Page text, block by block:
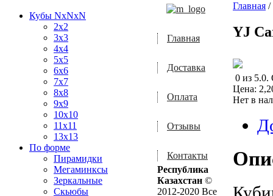
Кубы NxNxN
2x2
3x3
4x4
5x5
6x6
7x7
8x8
9x9
10x10
11x11
13x13
По форме
Пирамидки
Мегаминксы
Зеркальные
Скьюбы
Главная /
YJ
0 из 5.0.
Цена:
Нет в
Главная
Доставка
Оплата
Отзывы
Контакты
Республика
Казахстан ©
2012-2020 Все